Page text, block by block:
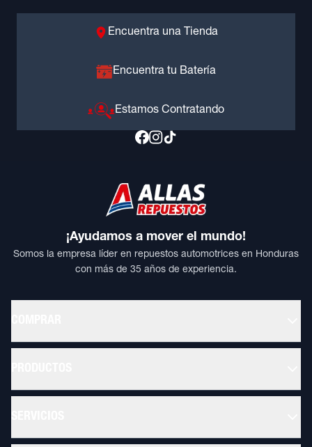
Encuentra una Tienda
Encuentra tu Batería
Estamos Contratando
¡Ayudamos a mover el mundo!
Somos la empresa líder en repuestos automotrices en Honduras
con más de 35 años de experiencia.